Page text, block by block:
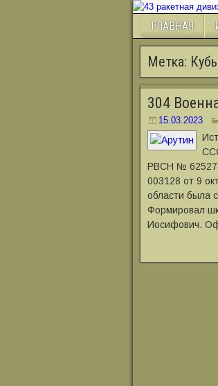
ГЛАВНАЯ
Метка:
304
15.03.2023
РВСН №
003128 от 9
области была
Формировал
Иосифович.